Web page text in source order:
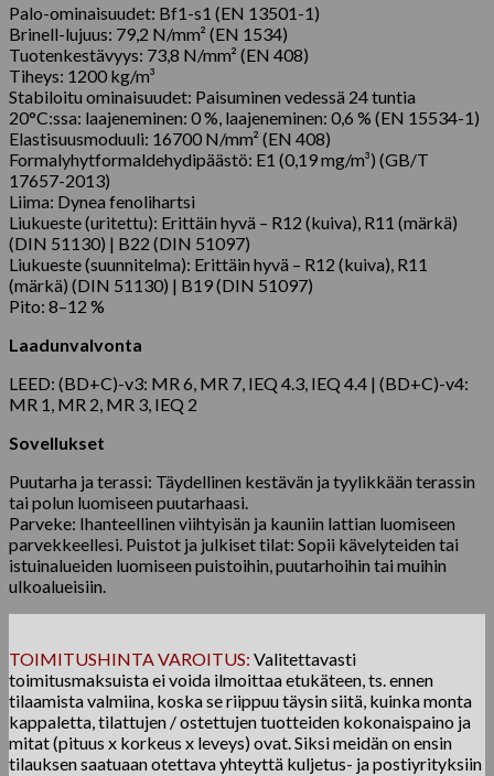
Palo-ominaisuudet: Bf1-s1 (EN 13501-1)
Brinell-lujuus: 79,2 N/mm² (EN 1534)
Tuotenkestävyys: 73,8 N/mm² (EN 408)
Tiheys: 1200 kg/m³
Stabiloitu ominaisuudet: Paisuminen vedessä 24 tuntia
20°C:ssa: laajeneminen: 0 %, laajeneminen: 0,6 % (EN 15534-1)
Elastisuusmoduuli: 16700 N/mm² (EN 408)
Formalyhytformaldehydipäästö: E1 (0,19 mg/m³) (GB/T
17657-2013)
Liima: Dynea fenolihartsi
Liukueste (uritettu): Erittäin hyvä – R12 (kuiva), R11 (märkä)
(DIN 51130) | B22 (DIN 51097)
Liukueste (suunnitelma): Erittäin hyvä – R12 (kuiva), R11
(märkä) (DIN 51130) | B19 (DIN 51097)
Pito: 8–12 %
Laadunvalvonta
LEED: (BD+C)-v3: MR 6, MR 7, IEQ 4.3, IEQ 4.4 | (BD+C)-v4:
MR 1, MR 2, MR 3, IEQ 2
Sovellukset
Puutarha ja terassi: Täydellinen kestävän ja tyylikkään terassin
tai polun luomiseen puutarhaasi.
Parveke: Ihanteellinen viihtyisän ja kauniin lattian luomiseen
parvekkeellesi. Puistot ja julkiset tilat: Sopii kävelyteiden tai
istuinalueiden luomiseen puistoihin, puutarhoihin tai muihin
ulkoalueisiin.
TOIMITUSHINTA VAROITUS: Valitettavasti
toimitusmaksuista ei voida ilmoittaa etukäteen, ts. ennen
tilaamista valmiina, koska se riippuu täysin siitä, kuinka monta
kappaletta, tilattujen / ostettujen tuotteiden kokonaispaino ja
mitat (pituus x korkeus x leveys) ovat. Siksi meidän on ensin
tilauksen saatuaan otettava yhteyttä kuljetus- ja postiyrityksiin